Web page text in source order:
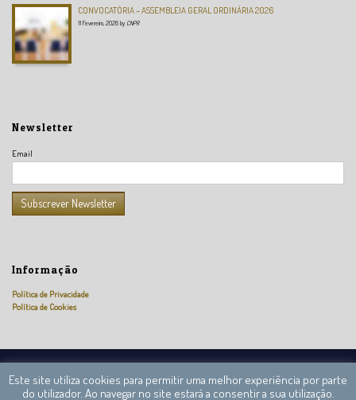
CONVOCATÓRIA – ASSEMBLEIA GERAL ORDINÁRIA 2026
11 Fevereiro, 2026 by CNPR
Newsletter
Email
Informação
Política de Privacidade
Política de Cookies
Este site utiliza cookies para permitir uma melhor experiência por parte
do utilizador. Ao navegar no site estará a consentir a sua utilização.